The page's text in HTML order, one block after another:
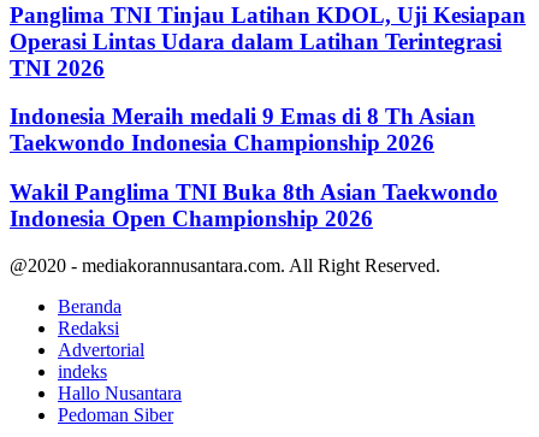
Panglima TNI Tinjau Latihan KDOL, Uji Kesiapan
Operasi Lintas Udara dalam Latihan Terintegrasi
TNI 2026
Indonesia Meraih medali 9 Emas di 8 Th Asian
Taekwondo Indonesia Championship 2026
Wakil Panglima TNI Buka 8th Asian Taekwondo
Indonesia Open Championship 2026
@2020 - mediakorannusantara.com. All Right Reserved.
Beranda
Redaksi
Advertorial
indeks
Hallo Nusantara
Pedoman Siber